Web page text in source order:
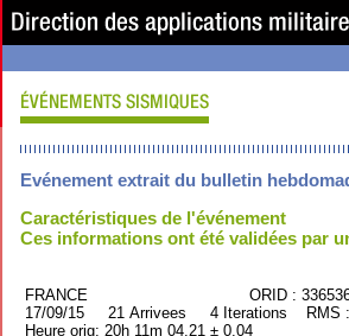
Evénement extrait du bulletin
Caractéristiques de l'événement
Ces informations ont été validées par
FRANCE ORID :
17/09/15 21 Arrivees 4 Iterations RMS
Heure orig: 20h 11m 04.21 ± 0.04